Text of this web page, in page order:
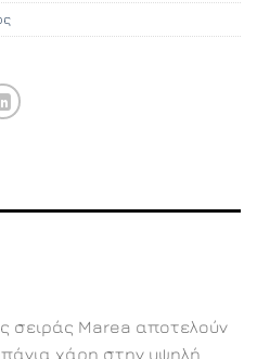
σειράς Marea αποτελούν
χάρη στην υψηλή